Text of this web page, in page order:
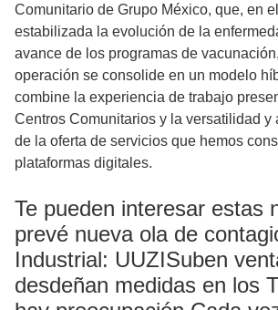
Comunitario de Grupo México, que, en
estabilizada la evolución de la
avance de los programas de
operación se consolide en un modelo
combine la experiencia de trabajo
Centros Comunitarios y la versatilidad y
de la oferta de servicios que hemos
plataformas digitales.
Te pueden interesar estas
prevé nueva ola de
Industrial: UUZISuben
desdeñan medidas en los